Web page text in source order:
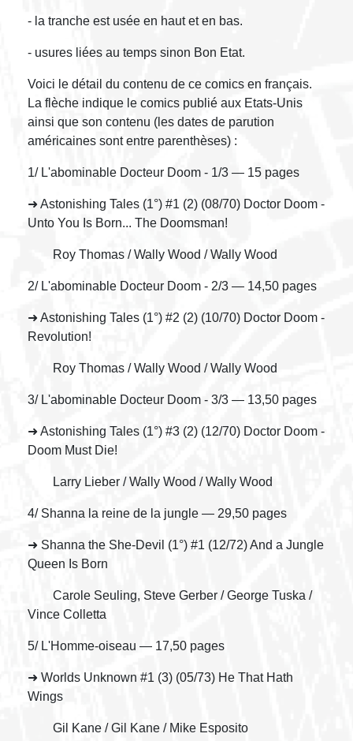
- la tranche est usée en haut et en bas.
- usures liées au temps sinon Bon Etat.
Voici le détail du contenu de ce comics en français.
La flèche indique le comics publié aux Etats-Unis
ainsi que son contenu (les dates de parution
américaines sont entre parenthèses) :
1/ L'abominable Docteur Doom - 1/3 — 15 pages
➜ Astonishing Tales (1°) #1 (2) (08/70) Doctor Doom -
Unto You Is Born... The Doomsman!
Roy Thomas / Wally Wood / Wally Wood
2/ L'abominable Docteur Doom - 2/3 — 14,50 pages
➜ Astonishing Tales (1°) #2 (2) (10/70) Doctor Doom -
Revolution!
Roy Thomas / Wally Wood / Wally Wood
3/ L'abominable Docteur Doom - 3/3 — 13,50 pages
➜ Astonishing Tales (1°) #3 (2) (12/70) Doctor Doom -
Doom Must Die!
Larry Lieber / Wally Wood / Wally Wood
4/ Shanna la reine de la jungle — 29,50 pages
➜ Shanna the She-Devil (1°) #1 (12/72) And a Jungle
Queen Is Born
Carole Seuling, Steve Gerber / George Tuska /
Vince Colletta
5/ L'Homme-oiseau — 17,50 pages
➜ Worlds Unknown #1 (3) (05/73) He That Hath
Wings
Gil Kane / Gil Kane / Mike Esposito